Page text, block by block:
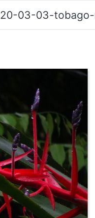
20-03-03-tobago-